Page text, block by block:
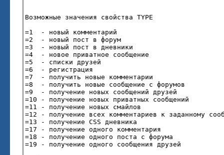
Возможные значения свойства TYPE
=1 - новый комментарий
=2 - новый пост в форум
=3 - новый пост в дневники
=4 - новое приватное сообщение
=5 - списки друзей
=6 - регистрация
=7 - получить новые комментарии
=8 - получить новые сообщение с форумов
=9 - получение новых сообщений друзей
=10 - получение новых приватных сообщений
=11 - получение новых смайлов
=12 - получение всех комментариев к заданному
=13 - получение CSS дневника
=17 - получение одного комментария
=18 - получение одного поста с форума
=19 - получение одного сообщения друзей